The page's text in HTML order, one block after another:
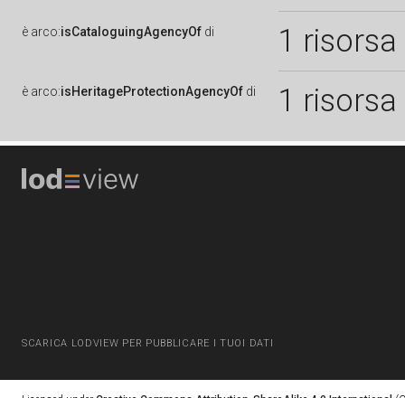
è arco:isCataloguingAgencyOf di 1 risorsa
è arco:isHeritageProtectionAgencyOf di 1 risorsa
SCARICA LODVIEW PER PUBBLICARE I TUOI DATI